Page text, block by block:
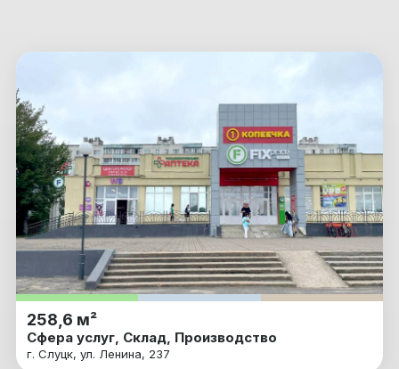
258,6 м²
Сфера услуг, Склад, Производство
г. Слуцк, ул. Ленина, 237